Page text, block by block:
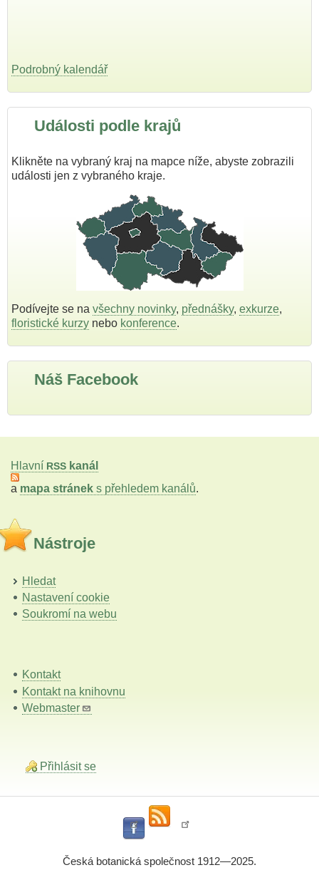
Podrobný kalendář
Události podle krajů
Klikněte na vybraný kraj na mapce níže, abyste zobrazili
události jen z vybraného kraje.
Podívejte se na všechny novinky, přednášky, exkurze,
floristické kurzy nebo konference.
Náš Facebook
Hlavní RSS kanál
a mapa stránek s přehledem kanálů.
Nástroje
Hledat
Nastavení cookie
Soukromí na webu
Kontakt
Kontakt na knihovnu
Webmaster
Přihlásit se
Česká botanická společnost 1912—2025.